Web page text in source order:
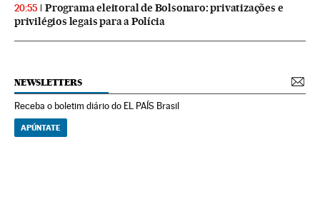
20:55
Programa eleitoral de Bolsonaro: privatizações e
privilégios legais para a Polícia
NEWSLETTERS
Receba o boletim diário do EL PAÍS Brasil
APÚNTATE